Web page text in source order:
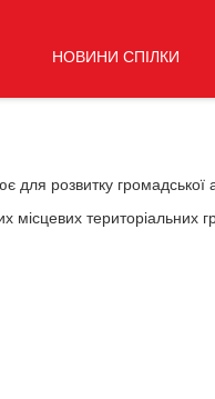
НОВИНИ СПІЛКИ
для розвитку громадської
місцевих